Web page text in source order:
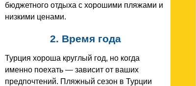
бюджетного отдыха с хорошими пляжами и
низкими ценами.
2. Время года
Турция хороша круглый год, но когда
именно поехать — зависит от ваших
предпочтений. Пляжный сезон в Турции